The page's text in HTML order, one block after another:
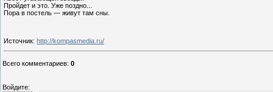
Пройдет и это. Уже поздно...
Пора в постель — живут там сны.
Источник: http://kompasmedia.ru/
Всего комментариев: 0
Войдите: